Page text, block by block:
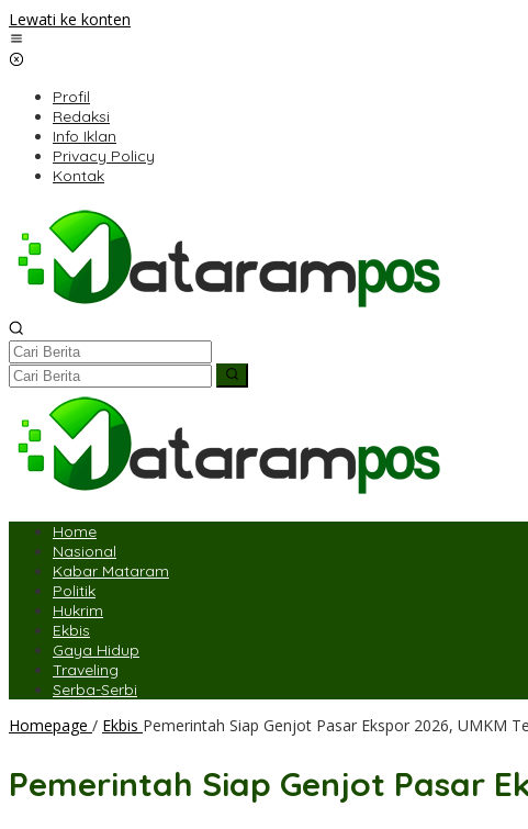
Lewati ke konten
Profil
Redaksi
Info Iklan
Privacy Policy
Kontak
Home
Nasional
Kabar Mataram
Politik
Hukrim
Ekbis
Gaya Hidup
Traveling
Serba-Serbi
Homepage / Ekbis Pemerintah Siap Genjot Pasar Ekspor 2026, UMKM
Pemerintah Siap Genjot Pasar